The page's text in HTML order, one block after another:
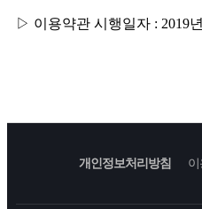
▷ 이용약관 시행일자 : 2019
개인정보처리방침 이